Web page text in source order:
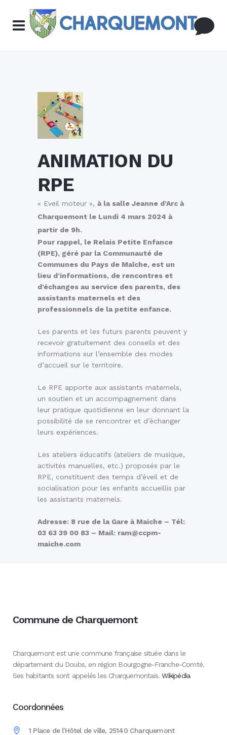
ANIMATION DU
RPE
« Eveil moteur », à la salle Jeanne d’Arc à
Charquemont le Lundi 4 mars 2024 à
partir de 9h.
Pour rappel, le Relais Petite Enfance
(RPE), géré par la Communauté de
Communes du Pays de Maîche, est un
lieu d’informations, de rencontres et
d’échanges au service des parents, des
assistants maternels et des
professionnels de la petite enfance.
Les parents et les futurs parents peuvent y
recevoir gratuitement des conseils et des
informations sur l’ensemble des modes
d’accueil sur le territoire.
Le RPE apporte aux assistants maternels,
un soutien et un accompagnement dans
leur pratique quotidienne en leur donnant la
possibilité de se rencontrer et d’échanger
leurs expériences.
Les ateliers éducatifs (ateliers de musique,
activités manuelles, etc.) proposés par le
RPE, constituent des temps d’éveil et de
socialisation pour les enfants accueillis par
les assistants maternels.
Adresse: 8 rue de la Gare à Maiche – Tél:
03 63 39 00 83 – Mail: ram@ccpm-
maiche.com
Commune de Charquemont
Charquemont est une commune française située dans le
département du Doubs, en région Bourgogne-Franche-Comté.
Ses habitants sont appelés les Charquemontais.Wikipédia
Coordonnées
1 Place de l'Hôtel de ville, 25140 Charquemont